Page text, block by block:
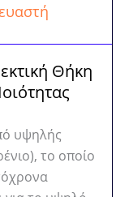
Θήκη
υψηλής
το οποίο